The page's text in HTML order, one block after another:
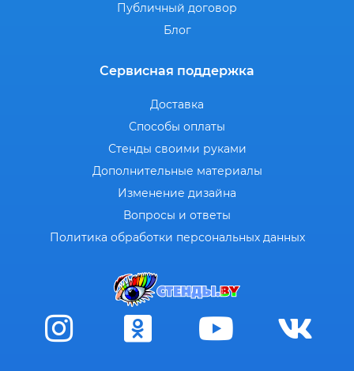
Публичный договор
Блог
Сервисная поддержка
Доставка
Способы оплаты
Стенды своими руками
Дополнительные материалы
Изменение дизайна
Вопросы и ответы
Политика обработки персональных данных